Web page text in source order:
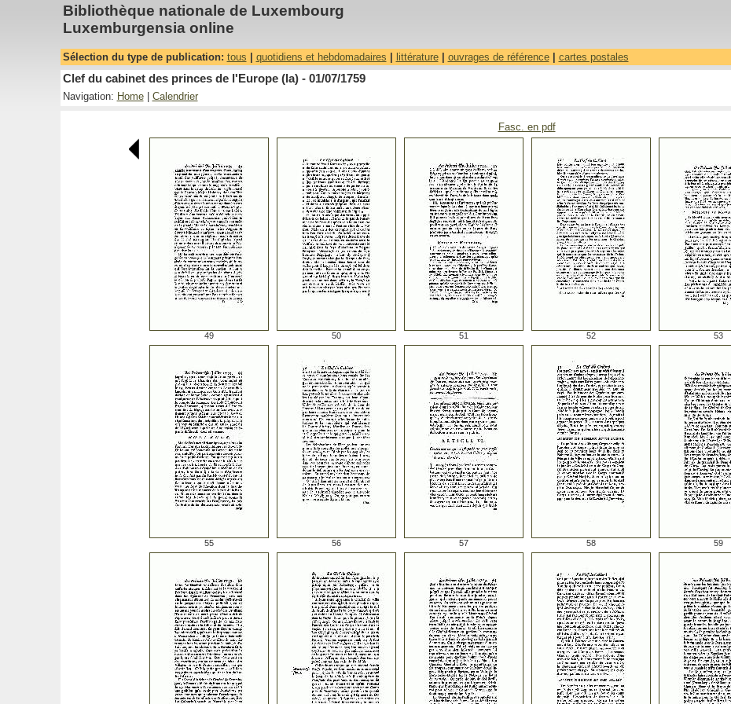
Bibliothèque nationale de Luxembourg
Luxemburgensia online
Sélection du type de publication: tous quotidiens et hebdomadaires littérature| ouvrages de référence| cartes postales
Clef du cabinet des princes de l'Europe (la) - 01/07/1759
Navigation: Home| Calendrier
Fasc. en pdf
49 50 51 52 53
55 56 57 58 59